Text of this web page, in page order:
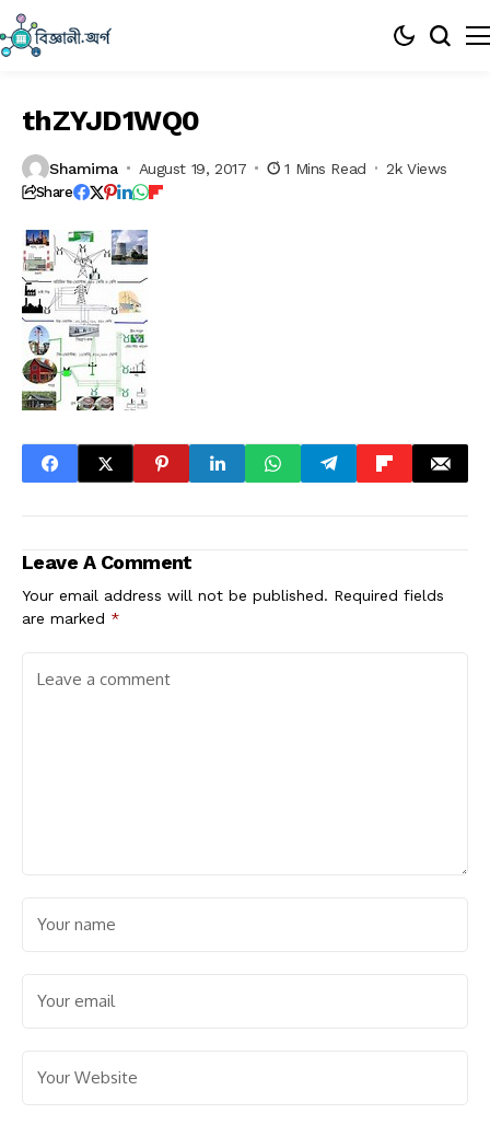
thZYJD1WQ0
Shamima August 19, 2017 1 Mins Read 2k Views
Share
Leave A Comment
Your email address will not be published. Required fields
are marked *